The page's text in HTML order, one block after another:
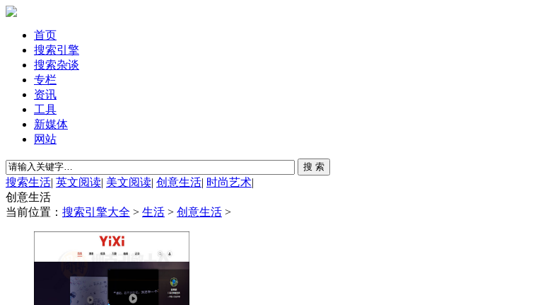
首页
搜索引擎
搜索杂谈
专栏
资讯
工具
新媒体
网站
搜索生活| 英文阅读| 美文阅读| 创意生活| 时尚艺术|
创意生活
当前位置： 搜索引擎大全 > 生活 > 创意生活 >